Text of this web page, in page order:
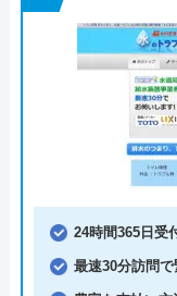
24時間365日受
最速30分訪問